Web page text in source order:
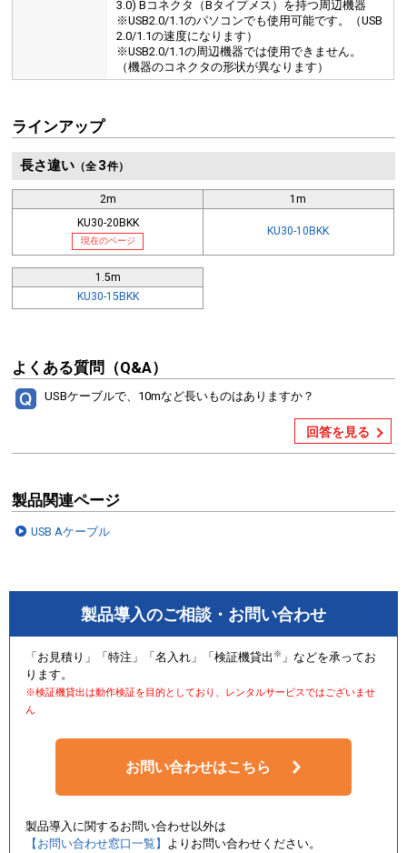
3.0) Bコネクタ（Bタイプメス）を持つ周辺機器
※USB2.0/1.1のパソコンでも使用可能です。（USB
2.0/1.1の速度になります）
※USB2.0/1.1の周辺機器では使用できません。
（機器のコネクタの形状が異なります）
ラインアップ
長さ違い（全 3件）
2m
KU30-20BKK
現在のページ
1m
KU30-10BKK
1.5m
KU30-15BKK
よくある質問（Q&A）
USBケーブルで、10mなど長いものはありますか？
回答を見る
製品関連ページ
USB Aケーブル
製品導入のご相談・お問い合わせ
「お見積り」「特注」「名入れ」「検証機貸出 ※ 」などを承ってお
ります。
※検証機貸出は動作検証を目的としており、レンタルサービスではございませ
ん
お問い合わせはこちら
製品導入に関するお問い合わせ以外は
【お問い合わせ窓口一覧】
よりお問い合わせください。